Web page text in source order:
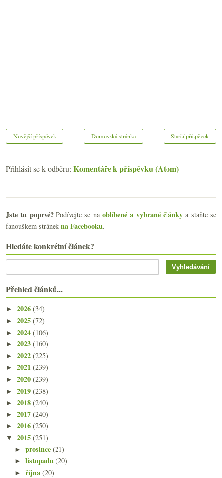
Novější příspěvek Starší příspěvek
Domovská stránka
Přihlásit se k odběru: Komentáře k příspěvku (Atom)
Jste tu poprvé?Podívejte se naoblíbené a vybrané články a staňte se
fanouškem stránek na Facebooku.
Hledáte konkrétní článek?
Přehled článků...
► 2026 (34)
► 2025 (72)
► 2024 (106)
► 2023 (160)
► 2022 (225)
► 2021 (239)
► 2020 (239)
► 2019 (238)
► 2018 (240)
► 2017 (240)
► 2016 (250)
▼ 2015 (251)
►prosince(21)
►listopadu(20)
►října(20)